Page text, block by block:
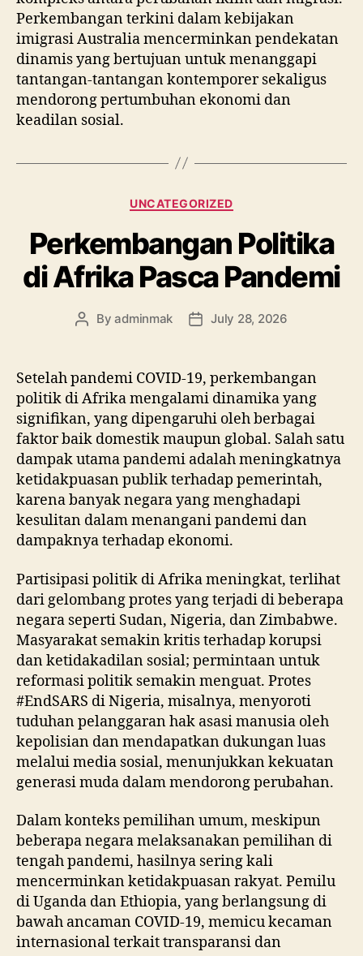
Perkembangan terkini dalam kebijakan
imigrasi Australia mencerminkan pendekatan
dinamis yang bertujuan untuk menanggapi
tantangan-tantangan kontemporer sekaligus
mendorong pertumbuhan ekonomi dan
keadilan sosial.
Categories
UNCATEGORIZED
Perkembangan Politika
di Afrika Pasca Pandemi
PostByadminmak
PostJuly 28, 2026
Setelah pandemi COVID-19, perkembangan
politik di Afrika mengalami dinamika yang
signifikan, yang dipengaruhi oleh berbagai
faktor baik domestik maupun global. Salah satu
dampak utama pandemi adalah meningkatnya
ketidakpuasan publik terhadap pemerintah,
karena banyak negara yang menghadapi
kesulitan dalam menangani pandemi dan
dampaknya terhadap ekonomi.
Partisipasi politik di Afrika meningkat, terlihat
dari gelombang protes yang terjadi di beberapa
negara seperti Sudan, Nigeria, dan Zimbabwe.
Masyarakat semakin kritis terhadap korupsi
dan ketidakadilan sosial; permintaan untuk
reformasi politik semakin menguat. Protes
#EndSARS di Nigeria, misalnya, menyoroti
tuduhan pelanggaran hak asasi manusia oleh
kepolisian dan mendapatkan dukungan luas
melalui media sosial, menunjukkan kekuatan
generasi muda dalam mendorong perubahan.
Dalam konteks pemilihan umum, meskipun
beberapa negara melaksanakan pemilihan di
tengah pandemi, hasilnya sering kali
mencerminkan ketidakpuasan rakyat. Pemilu
di Uganda dan Ethiopia, yang berlangsung di
bawah ancaman COVID-19, memicu kecaman
internasional terkait transparansi dan